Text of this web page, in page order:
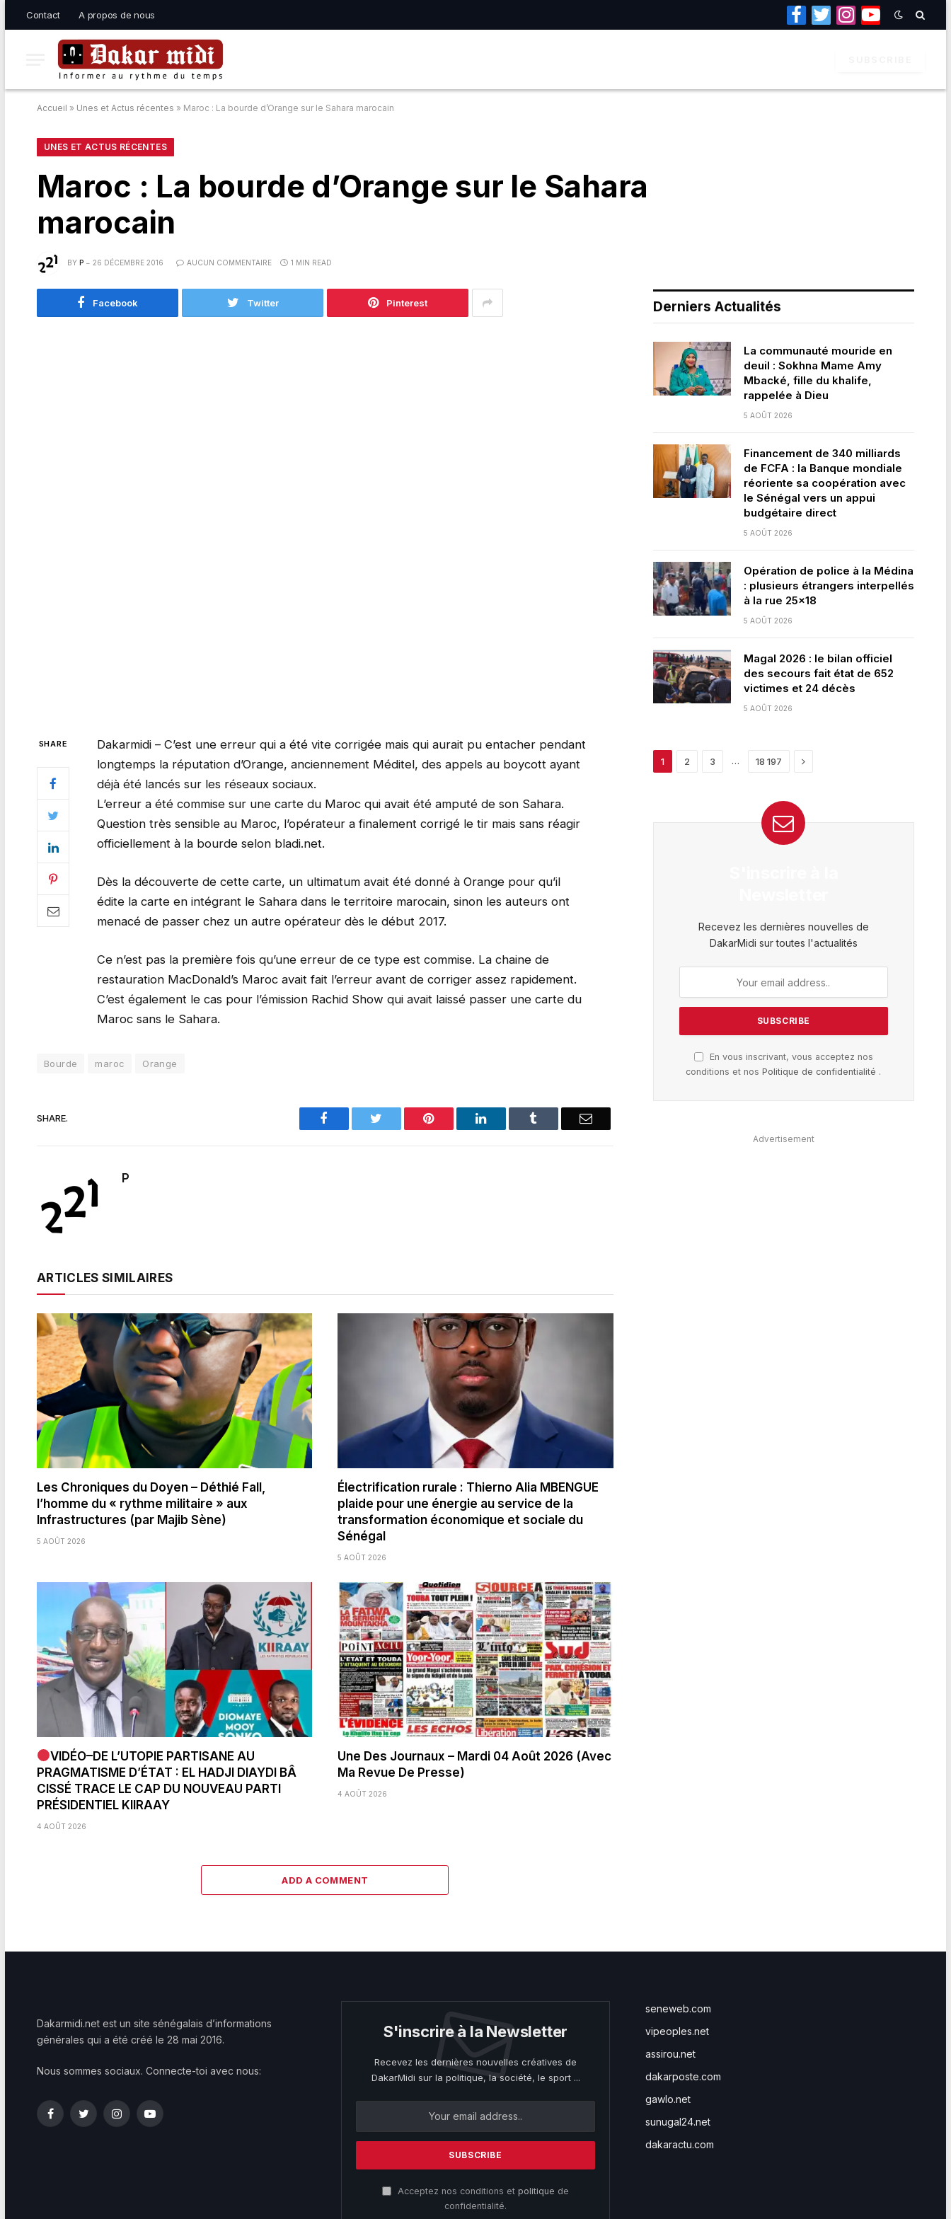
Contact A propos de nous
Facebook
TwitterInstagramYouTube
Accueil » Unes et Actus récentes » Maroc : La bourde d’Orange sur le Sahara marocain
UNES ET ACTUS RÉCENTES
Maroc : La bourde d’Orange sur le Sahara
marocain
BY P 26 DÉCEMBRE 2016 AUCUN COMMENTAIRE 1 MIN READ
Facebook Twitter Pinterest
SHARE
Dakarmidi – C’est une erreur qui a été vite corrigée mais qui aurait pu entacher pendant
longtemps la réputation d’Orange, anciennement Méditel, des appels au boycott ayant
déjà été lancés sur les réseaux sociaux.
L’erreur a été commise sur une carte du Maroc qui avait été amputé de son Sahara.
Question très sensible au Maroc, l’opérateur a finalement corrigé le tir mais sans réagir
officiellement à la bourde selon bladi.net.
Dès la découverte de cette carte, un ultimatum avait été donné à Orange pour qu’il
édite la carte en intégrant le Sahara dans le territoire marocain, sinon les auteurs ont
menacé de passer chez un autre opérateur dès le début 2017.
Ce n’est pas la première fois qu’une erreur de ce type est commise. La chaine de
restauration MacDonald’s Maroc avait fait l’erreur avant de corriger assez rapidement.
C’est également le cas pour l’émission Rachid Show qui avait laissé passer une carte du
Maroc sans le Sahara.
Bourde maroc Orange
SHARE. Facebook Pinterest LinkedIn Email
P
ARTICLES SIMILAIRES
Les Chroniques du Doyen – Déthié Fall,
l’homme du « rythme militaire » aux
Infrastructures (par Majib Sène)
5 AOÛT 2026
Électrification rurale : Thierno Alia MBENGUE
plaide pour une énergie au service de la
transformation économique et sociale du
Sénégal
5 AOÛT 2026
VIDÉO–DE L’UTOPIE PARTISANE AU
PRAGMATISME D’ÉTAT : EL HADJI DIAYDI BÂ
CISSÉ TRACE LE CAP DU NOUVEAU PARTI
PRÉSIDENTIEL KIIRAAY
4 AOÛT 2026
Une Des Journaux – Mardi 04 Août 2026 (Avec
Ma Revue De Presse)
4 AOÛT 2026
ADD A COMMENT
Derniers Actualités
La communauté mouride en
deuil : Sokhna Mame Amy
Mbacké, fille du khalife,
rappelée à Dieu
5 AOÛT 2026
Financement de 340 milliards
de FCFA : la Banque mondiale
réoriente sa coopération avec
le Sénégal vers un appui
budgétaire direct
5 AOÛT 2026
Opération de police à la Médina
: plusieurs étrangers interpellés
à la rue 25×18
5 AOÛT 2026
Magal 2026 : le bilan officiel
des secours fait état de 652
victimes et 24 décès
5 AOÛT 2026
1 2 3 … 18 197 Next
Recevez les dernières nouvelles de
DakarMidi sur toutes l'actualités
En vous inscrivant, vous acceptez nos
conditions et nosPolitique de confidentialité .
Advertisement
Dakarmidi.net est un site sénégalais d’informations
générales qui a été créé le 28 mai 2016.
Nous sommes sociaux. Connecte-toi avec nous:
FacebookTwitterInstagramYouTube
S'inscrire à la Newsletter
Recevez les dernières nouvelles créatives de
DakarMidi sur la politique, la société, le sport ...
Acceptez nos conditions et politique de
confidentialité.
seneweb.com
vipeoples.net
assirou.net
dakarposte.com
gawlo.net
sunugal24.net
dakaractu.com